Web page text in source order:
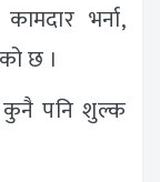
भर्ना,
छ ।
कुनै पनि शुल्क